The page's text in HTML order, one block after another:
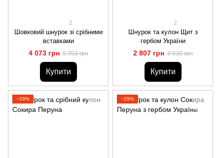
2
Шовковий шнурок зі срібними
вставками
4 073 грн 5 703 грн
Купити
2
Шнурок та кулон Щит з
гербом України
2 807 грн 3 930 грн
Купити
−29% −29%